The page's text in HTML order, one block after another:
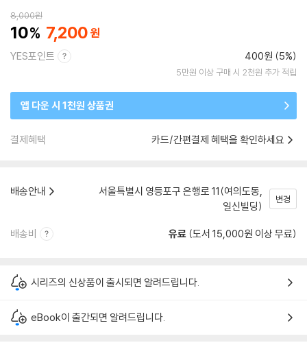
8,000원
10 7,200
YES포인트 400원 (5%)
5만원 이상 구매 시 2천원 추가 적립
앱 다운 시 1천원 상품권
결제혜택 카드/간편결제 혜택을 확인하세요
배송안내
서울특별시 영등포구 은행로 11(여의도동,
일신빌딩)
변경
배송비 유료 (도서 15,000원 이상 무료)
시리즈의 신상품이 출시되면 알려드립니다.
eBook이 출간되면 알려드립니다.